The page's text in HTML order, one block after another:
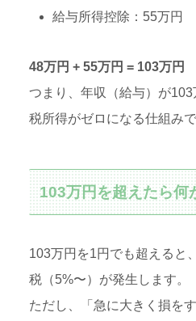
給与所得控除：55万円
48万円 + 55万円 = 103万円
つまり、年収（給与）が
税所得がゼロになる仕組みで
103万円を超えたら何
103万円を1円でも超えると
税（5%〜）が発生します。
ただし、「急に大きく損を